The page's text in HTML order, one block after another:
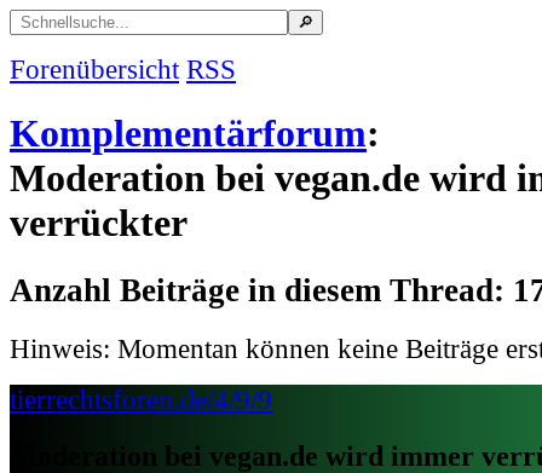
Forenübersicht RSS
Komplementärforum:
Moderation bei vegan.de wird
verrückter
Anzahl Beiträge in diesem Thread:
Hinweis: Momentan können keine Beiträge
tierrechtsforen.de/4/9/9
Moderation bei vegan.de wird immer